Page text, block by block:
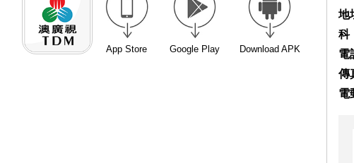
App Store Google Play Download APK
地
科
電
傳
電